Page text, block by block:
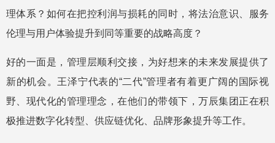
理体系？如何在把控利润与损耗的同时，将法治意识、服务
伦理与用户体验提升到同等重要的战略高度？
好的一面是，管理层顺利交接，为好想来的未来发展提供了
新的机会。王泽宁代表的“二代”管理者有着更广阔的国际视
野、现代化的管理理念，在他们的带领下，万辰集团正在积
极推进数字化转型、供应链优化、品牌形象提升等工作。